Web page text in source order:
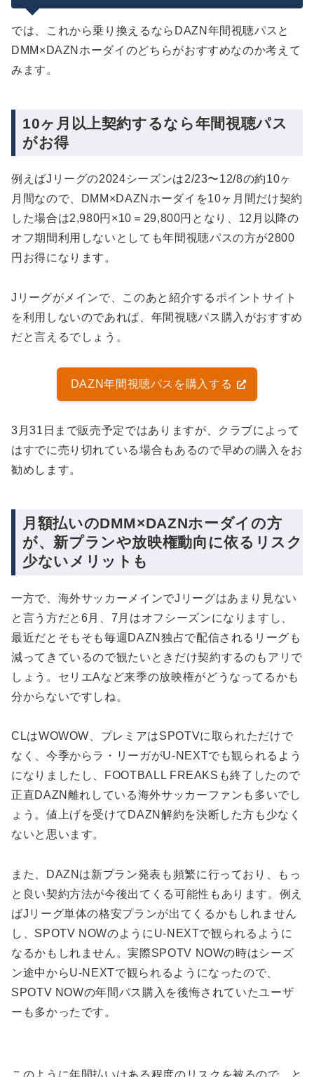
では、これから乗り換えるならDAZN年間視聴パスと
DMM×DAZNホーダイのどちらがおすすめなのか考えて
みます。
10ヶ月以上契約するなら年間視聴パス
がお得
例えばJリーグの2024シーズンは2/23〜12/8の約10ヶ
月間なので、DMM×DAZNホーダイを10ヶ月間だけ契約
した場合は2,980円×10＝29,800円となり、12月以降の
オフ期間利用しないとしても年間視聴パスの方が2800
円お得になります。
Jリーグがメインで、このあと紹介するポイントサイト
を利用しないのであれば、年間視聴パス購入がおすすめ
だと言えるでしょう。
DAZN年間視聴パスを購入する
3月31日まで販売予定ではありますが、クラブによって
はすでに売り切れている場合もあるので早めの購入をお
勧めします。
月額払いのDMM×DAZNホーダイの方
が、新プランや放映権動向に依るリスク
少ないメリットも
一方で、海外サッカーメインでJリーグはあまり見ない
と言う方だと6月、7月はオフシーズンになりますし、
最近だとそもそも毎週DAZN独占で配信されるリーグも
減ってきているので観たいときだけ契約するのもアリで
しょう。セリエAなど来季の放映権がどうなってるかも
分からないですしね。
CLはWOWOW、プレミアはSPOTVに取られただけで
なく、今季からラ・リーガがU-NEXTでも観られるよう
になりましたし、FOOTBALL FREAKSも終了したので
正直DAZN離れしている海外サッカーファンも多いでし
ょう。値上げを受けてDAZN解約を決断した方も少なく
ないと思います。
また、DAZNは新プラン発表も頻繁に行っており、もっ
と良い契約方法が今後出てくる可能性もあります。例え
ばJリーグ単体の格安プランが出てくるかもしれません
し、SPOTV NOWのようにU-NEXTで観られるように
なるかもしれません。実際SPOTV NOWの時はシーズ
ン途中からU-NEXTで観られるようになったので、
SPOTV NOWの年間パス購入を後悔されていたユーザ
ーも多かったです。
このように年間払いはある程度のリスクを被るので、と